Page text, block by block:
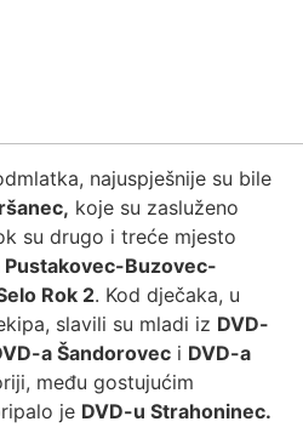
najuspješnije su bile
koje su zasluženo
su drugo i treće mjesto
Pustakovec-Buzovec-
Rok 2. Kod dječaka, u
slavili su mladi iz DVD-
a Šandorovec i DVD-a
među gostujućim
je DVD-u Strahoninec.